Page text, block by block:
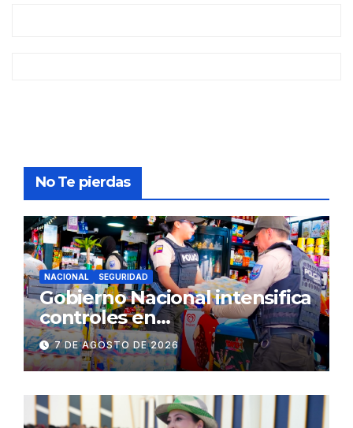
No Te pierdas
NACIONAL SEGURIDAD
Gobierno Nacional intensifica
controles en
establecimientos y espacios
públicos de Pichincha: 684
operativos en zonas
comerciales y de
concurrencia
7 DE AGOSTO DE 2026